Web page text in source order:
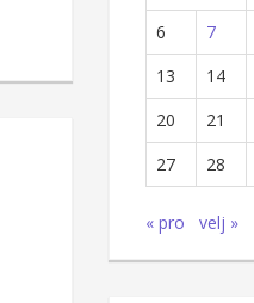
6
7
13
14
20
21
27
28
« pro velj »